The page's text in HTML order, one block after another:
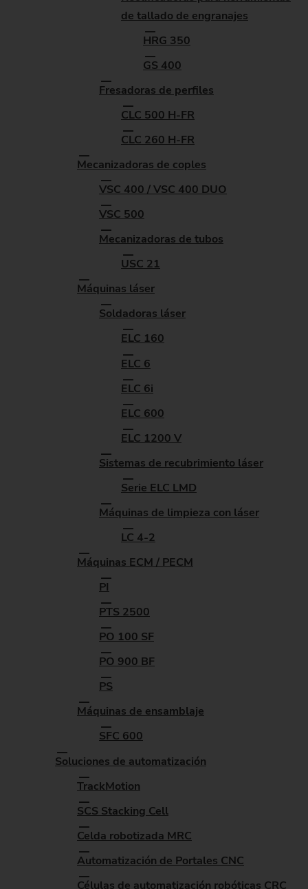
de tallado de engranajes
HRG 350
GS 400
Fresadoras de perfiles
CLC 500 H-FR
CLC 260 H-FR
Mecanizadoras de coples
VSC 400 / VSC 400 DUO
VSC 500
Mecanizadoras de tubos
USC 21
Máquinas láser
Soldadoras láser
ELC 160
ELC 6
ELC 6i
ELC 600
ELC 1200 V
Sistemas de recubrimiento láser
Serie ELC LMD
Máquinas de limpieza con láser
LC 4-2
Máquinas ECM / PECM
PI
PTS 2500
PO 100 SF
PO 900 BF
PS
Máquinas de ensamblaje
SFC 600
Soluciones de automatización
TrackMotion
SCS Stacking Cell
Celda robotizada MRC
Automatización de Portales CNC
Células de automatización robóticas CRC